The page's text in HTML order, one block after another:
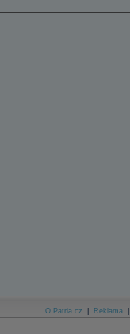
O Patria.cz Reklama